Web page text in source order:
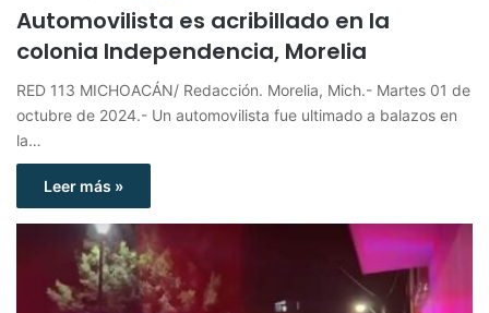
Automovilista es acribillado en la
colonia Independencia, Morelia
RED 113 MICHOACÁN/ Redacción. Morelia, Mich.- Martes 01 de
octubre de 2024.- Un automovilista fue ultimado a balazos en
la…
Leer más »